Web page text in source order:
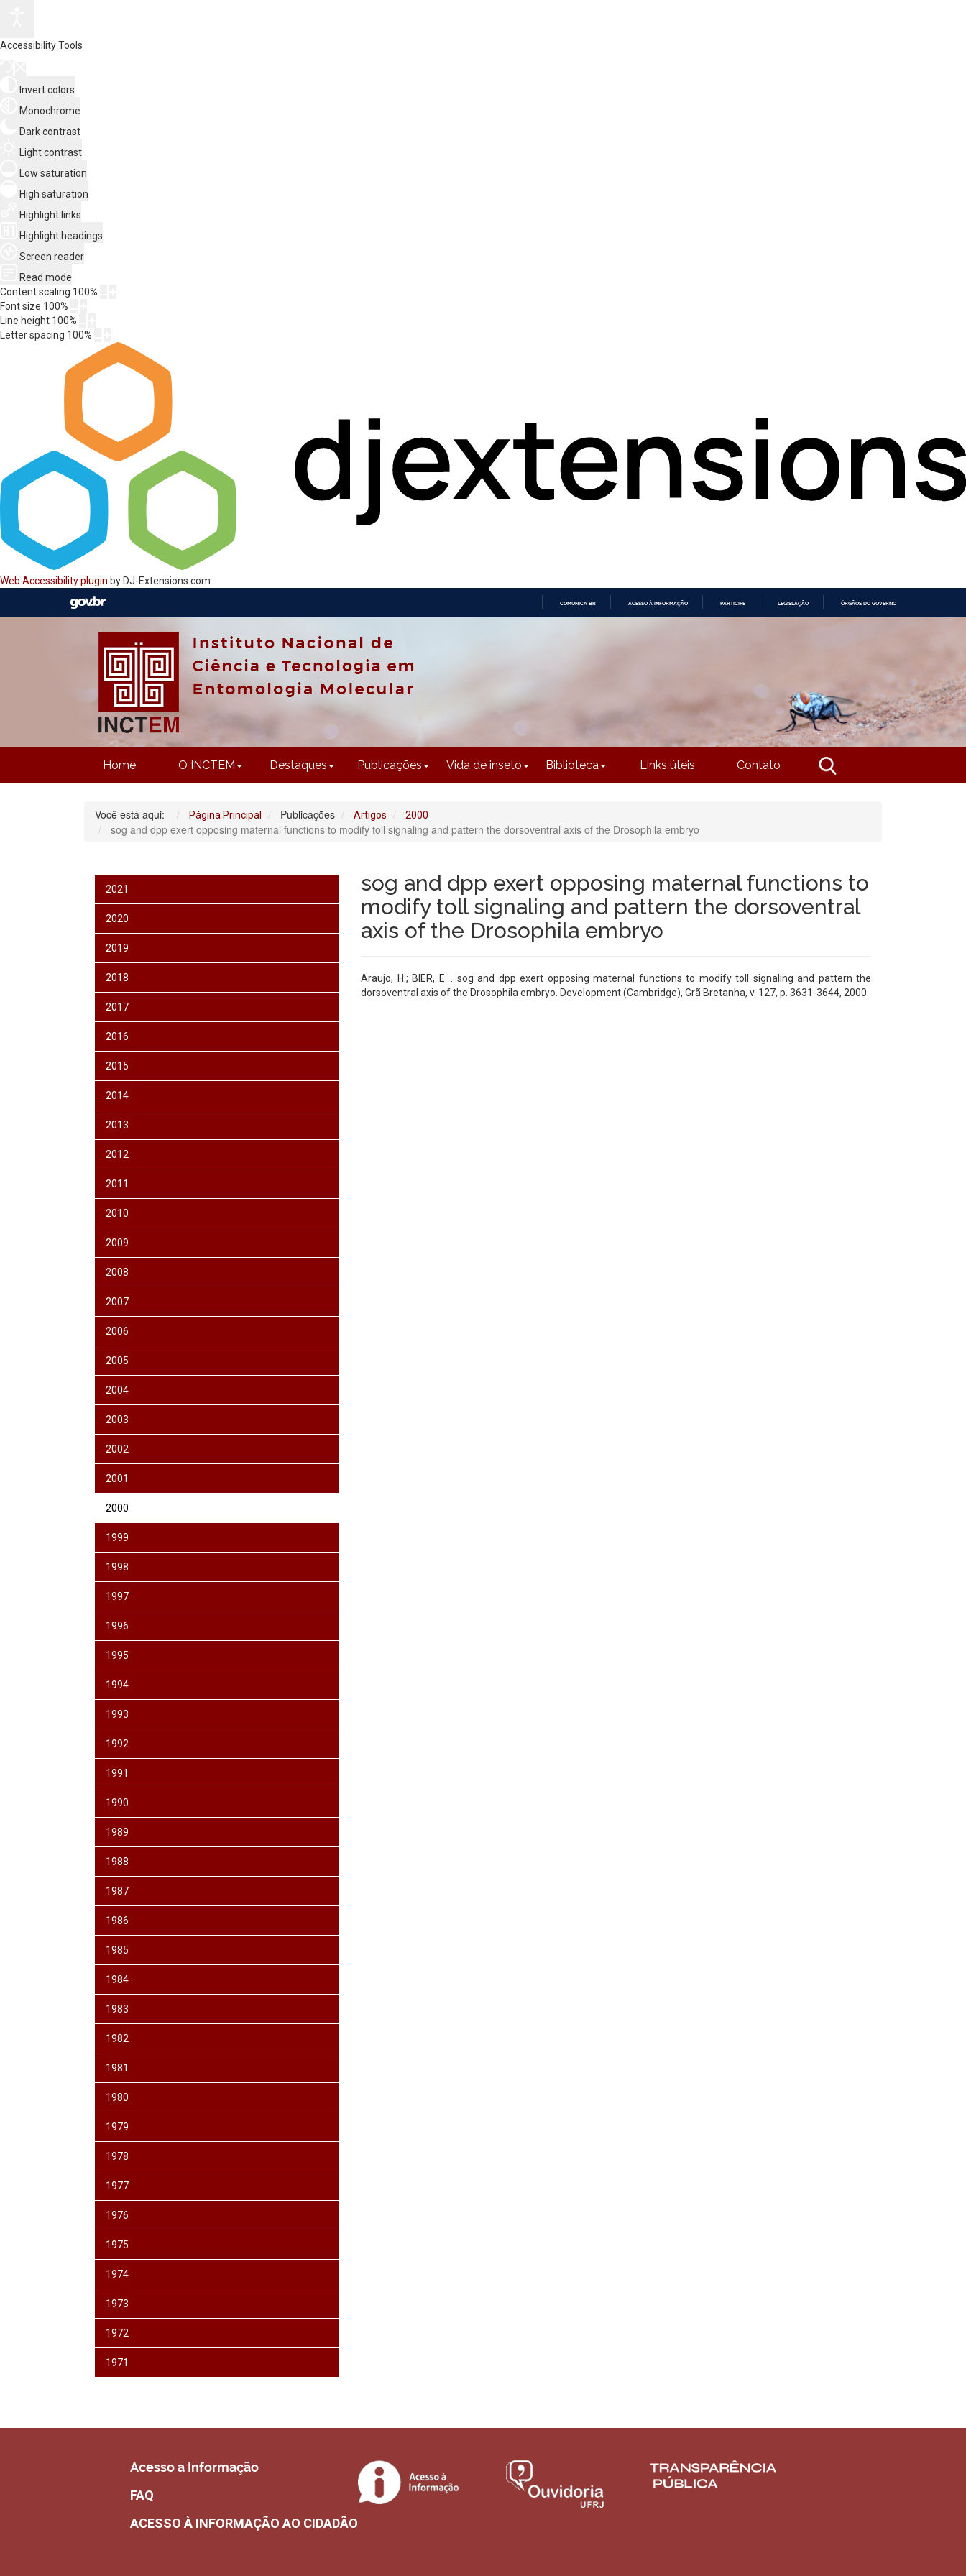
Accessibility Tools
Invert colors
Monochrome
Dark contrast
Light contrast
Low saturation
High saturation
Highlight links
Highlight headings
Screen reader
Read mode
Content scaling 100%
Font size 100%
Line height 100%
Letter spacing 100%
Web Accessibility plugin by DJ-Extensions.com
COMUNICA BR ACESSO À INFORMAÇÃO PARTICIPE LEGISLAÇÃO ÓRGÃOS DO GOVERNO
Home O INCTEM Destaques Publicações Vida de inseto Biblioteca Links úteis Contato
Você está aqui: Página Principal Publicações Artigos 2000
sog and dpp exert opposing maternal functions to modify toll signaling and pattern the dorsoventral axis of the Drosophila embryo
2021
2020
2019
2018
2017
2016
2015
2014
2013
2012
2011
2010
2009
2008
2007
2006
2005
2004
2003
2002
2001
2000
1999
1998
1997
1996
1995
1994
1993
1992
1991
1990
1989
1988
1987
1986
1985
1984
1983
1982
1981
1980
1979
1978
1977
1976
1975
1974
1973
1972
1971
sog and dpp exert opposing maternal functions to
modify toll signaling and pattern the dorsoventral
axis of the Drosophila embryo
Araujo, H.; BIER, E. . sog and dpp exert opposing maternal functions to modify toll signaling and pattern the
dorsoventral axis of the Drosophila embryo. Development (Cambridge), Grã Bretanha, v. 127, p. 3631-3644, 2000.
Acesso a Informação
FAQ
ACESSO À INFORMAÇÃO AO CIDADÃO